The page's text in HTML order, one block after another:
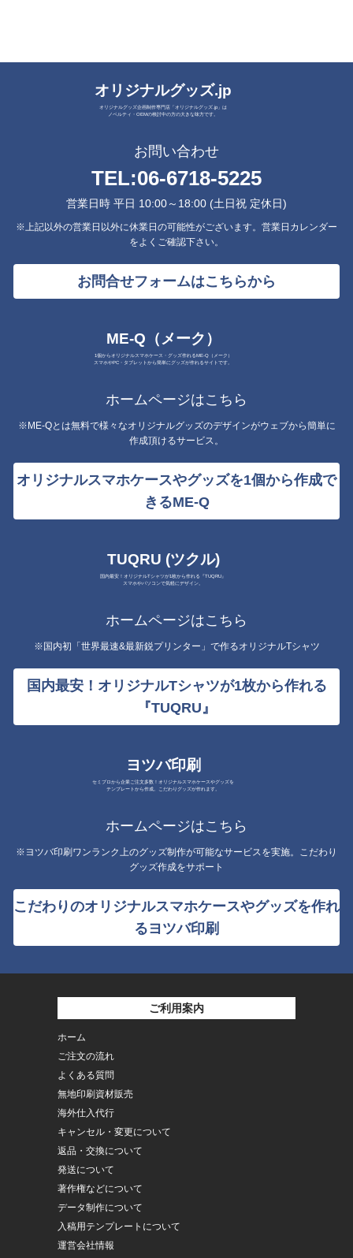
オリジナルグッズ.jp
オリジナルグッズ企画制作専門店「オリジナルグッズ.jp」は
ノベルティ・OEMの検討中の方の大きな味方です。
お問い合わせ
TEL:06-6718-5225
営業日時 平日 10:00～18:00 (土日祝 定休日)
※上記以外の営業日以外に休業日の可能性がございます。営業日カレンダー
をよくご確認下さい。
お問合せフォームはこちらから
ME-Q（メーク）
1個からオリジナルスマホケース・グッズ作れるME-Q（メーク）
スマホやPC・タブレットから簡単にグッズが作れるサイトです。
ホームページはこちら
※ME-Qとは無料で様々なオリジナルグッズのデザインがウェブから簡単に
作成頂けるサービス。
オリジナルスマホケースやグッズを1個から作成で
きるME-Q
TUQRU (ツクル)
国内最安！オリジナルTシャツが1枚から作れる『TUQRU』
スマホやパソコンで気軽にデザイン。
ホームページはこちら
※国内初「世界最速&最新鋭プリンター」で作るオリジナルTシャツ
国内最安！オリジナルTシャツが1枚から作れる
『TUQRU』
ヨツバ印刷
セミプロから企業ご注文多数！オリジナルスマホケースやグッズを
テンプレートから作成。こだわりグッズが作れます。
ホームページはこちら
※ヨツバ印刷ワンランク上のグッズ制作が可能なサービスを実施。こだわり
グッズ作成をサポート
こだわりのオリジナルスマホケースやグッズを作れ
るヨツバ印刷
ご利用案内
ホーム
ご注文の流れ
よくある質問
無地印刷資材販売
海外仕入代行
キャンセル・変更について
返品・交換について
発送について
著作権などについて
データ制作について
入稿用テンプレートについて
運営会社情報